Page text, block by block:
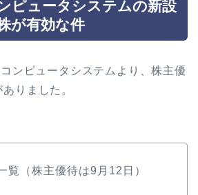
ピュータシステムの新設
が有効な件
ンピュータシステムより、株主優
りました。
覧（株主優待は9月12日）